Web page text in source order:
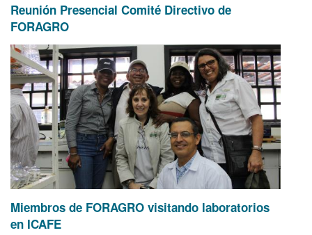
Reunión Presencial Comité Directivo de
FORAGRO
Miembros de FORAGRO visitando laboratorios
en ICAFE